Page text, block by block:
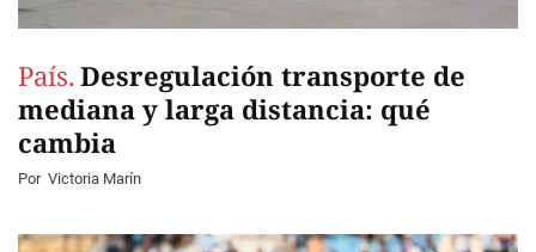
País. Desregulación transporte de
mediana y larga distancia: qué
cambia
Por Victoria Marín